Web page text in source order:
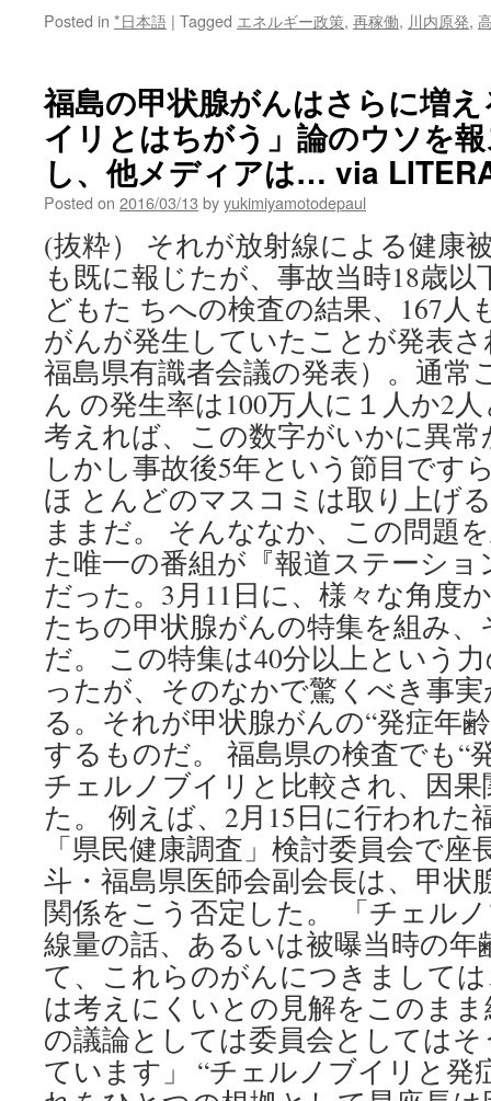
Posted in *日本語 | Tagged エネルギー政策, 再稼働, 川内原発,
福島の甲状腺がんはさらに増
イリとはちがう」論のウソを
し、他メディアは… via
Posted on 2016/03/13 byyukimiyamotodepaul
(抜粋） それが放射線による健康
も既に報じたが、事故当時18歳
どもた ちへの検査の結果、167人
がんが発生していたことが発表
福島県有識者会議の発表）。通常
ん の発生率は100万人に１人か2
考えれば、この数字がいかに異
しかし事故後5年という節目です
ほ とんどのマスコミは取り上げ
ままだ。 そんななか、この問題
た唯一の番組が『報道ステーシ
だった。3月11日に、様々な角度
たちの甲状腺がんの特集を組み
だ。 この特集は40分以上という
ったが、そのなかで驚くべき事
る。それが甲状腺がんの“発症年
するものだ。 福島県の検査でも“
チェルノブイリと比較され、因
た。 例えば、2月15日に行われた
「県民健康調査」検討委員会で
斗・福島県医師会副会長は、甲状
関係をこう否定した。 「チェル
線量の話、あるいは被曝当時の
て、これらのがんにつきまして
は考えにくいとの見解をこのま
の議論としては委員会としては
ています」 “チェルノブイリと発